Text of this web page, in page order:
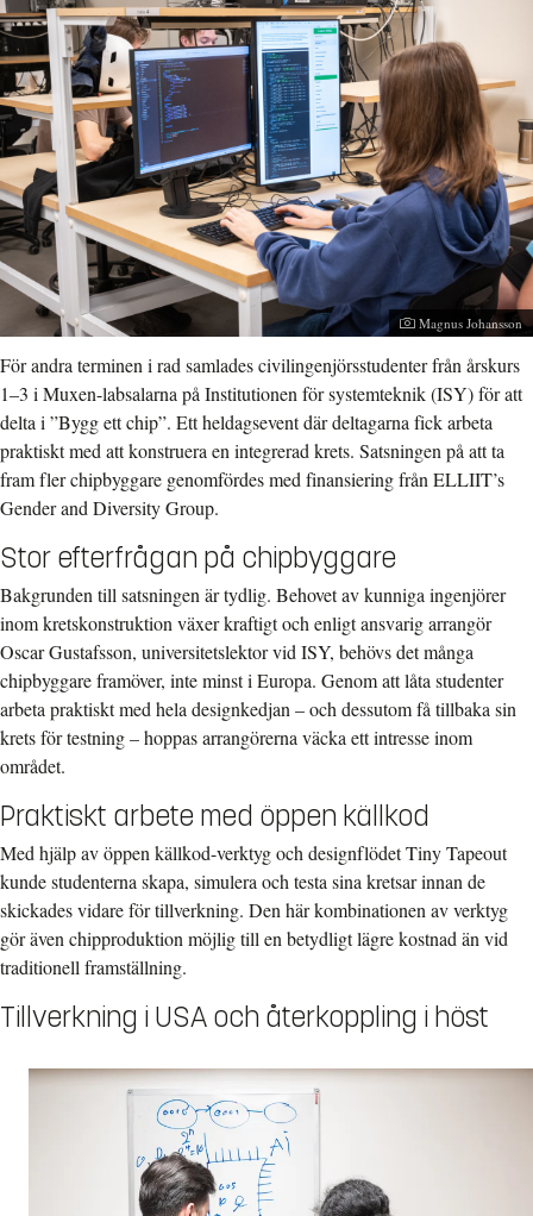
Fotograf:
Magnus Johansson
För andra terminen i rad samlades civilingenjörsstudenter från årskurs
1–3 i Muxen-labsalarna på Institutionen för systemteknik (ISY) för att
delta i ”Bygg ett chip”. Ett heldagsevent där deltagarna fick arbeta
praktiskt med att konstruera en integrerad krets. Satsningen på att ta
fram fler chipbyggare genomfördes med finansiering från ELLIIT’s
Gender and Diversity Group.
Stor efterfrågan på chipbyggare
Bakgrunden till satsningen är tydlig. Behovet av kunniga ingenjörer
inom kretskonstruktion växer kraftigt och enligt ansvarig arrangör
Oscar Gustafsson, universitetslektor vid ISY, behövs det många
chipbyggare framöver, inte minst i Europa. Genom att låta studenter
arbeta praktiskt med hela designkedjan – och dessutom få tillbaka sin
krets för testning – hoppas arrangörerna väcka ett intresse inom
området.
Praktiskt arbete med öppen källkod
Med hjälp av öppen källkod-verktyg och designflödet Tiny Tapeout
kunde studenterna skapa, simulera och testa sina kretsar innan de
skickades vidare för tillverkning. Den här kombinationen av verktyg
gör även chipproduktion möjlig till en betydligt lägre kostnad än vid
traditionell framställning.
Tillverkning i USA och återkoppling i höst